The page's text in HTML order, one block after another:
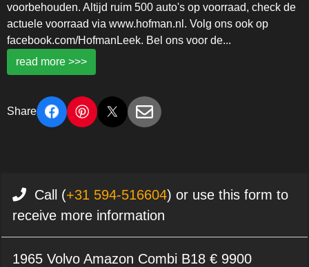
voorbehouden. Altijd ruim 500 auto's op voorraad, check de
actuele voorraad via www.hofman.nl. Volg ons ook op
facebook.com/HofmanLeek. Bel ons voor de...
read more >>>
Share
Call (+31 594-516604) or use this form to
receive more information
1965 Volvo Amazon Combi B18 € 9900